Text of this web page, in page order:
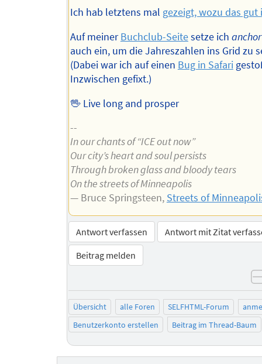
Ich hab letztens mal gezeigt, wozu das gut
Auf meinerBuchclub-Seitesetze ich
auch ein, um die Jahreszahlen ins Grid zu
(Dabei war ich auf einen Bug in Safari
Inzwischen gefixt.)
🖖 Live long and prosper
--
In our chants of “ICE out now”
Our city’s heart and soul persists
Through broken glass and bloody tears
On the streets of Minneapolis
— Bruce Springsteen, Streets of
Antwort verfassen
Antwort mit Zitat
Beitrag melden
Übersicht alle Foren SELFHTML-Forum
Benutzerkonto erstellen
Beitrag im Thread-Baum